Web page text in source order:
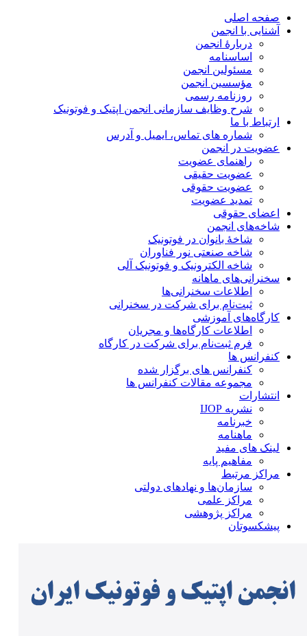
صفحه اصلی
آشنایی با انجمن
دربارۀ انجمن
اساسنامه
مسئولین انجمن
مؤسسین انجمن
روزنامه رسمی
شرح وظایف سازمانی انجمن اپتیک و فوتونیک
ارتباط با ما
شماره های تماس، ایمیل و آدرس
عضویت در انجمن
راهنمای عضویت
عضویت حقیقی
عضویت حقوقی
تمدید عضویت
اعضای حقوقی
شاخه‌های انجمن
شاخۀ بانوان در فوتونیک
شاخه صنعتی نور فناوران
شاخه‌ الکترونیک و فوتونیک آلی
سخنرانی‌های ماهانه
اطلاعات سخنرانی‌‌ها
ثبت‌نام برای شرکت در سخنرانی
کارگاه‌های آموزشی
اطلاعات کارگاه‌ها و مجریان
فرم ثبت‌نام برای شرکت در کارگاه
کنفرانس ها
کنفرانس های برگزار شده
مجموعه مقالات کنفرانس ها
انتشارات
نشریه IJOP
خبرنامه
ماهنامه
لینک های مفید
مفاهیم پایه
مراکز مرتبط
سازمان‌ها و نهادهای دولتی
مراکز علمی
مراکز پژوهشی
پیشکسوتان